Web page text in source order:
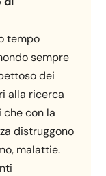
tempo
sempre
dei
alla ricerca
con la
distruggono
malattie.